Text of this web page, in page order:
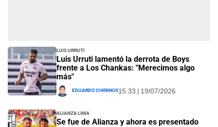
Luis Urruti
Luis Urruti lamentó la derrota de Boys
frente a Los Chankas: "Merecimos algo
más"
Eduardo Chirinos15:33 | 19/07/2026
Alianza Lima
Se fue de Alianza y ahora es presentado